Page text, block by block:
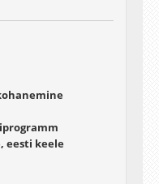
eesti keele